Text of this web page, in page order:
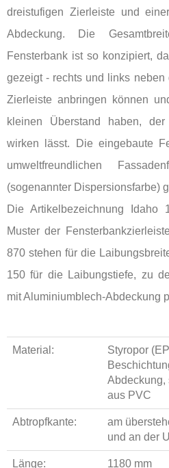
dreistufigen Zierleiste und
Abdeckung. Die
Fensterbank ist so konzipiert,
gezeigt - rechts und links
Zierleiste anbringen können
kleinen Überstand haben,
wirken lässt. Die eingebaute
umweltfreundlichen
(sogenannter Dispersionsfarbe)
Die Artikelbezeichnung
Muster der
870 stehen für die
150 für die Laibungstiefe, zu
mit Aluminiumblech-Abdeckung
Material:
Styropor
Abdeckung,
aus PVC
Abtropfkante:
am
und an der
Länge: 1180 mm